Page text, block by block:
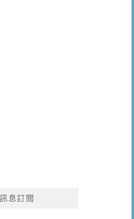
息訂閱